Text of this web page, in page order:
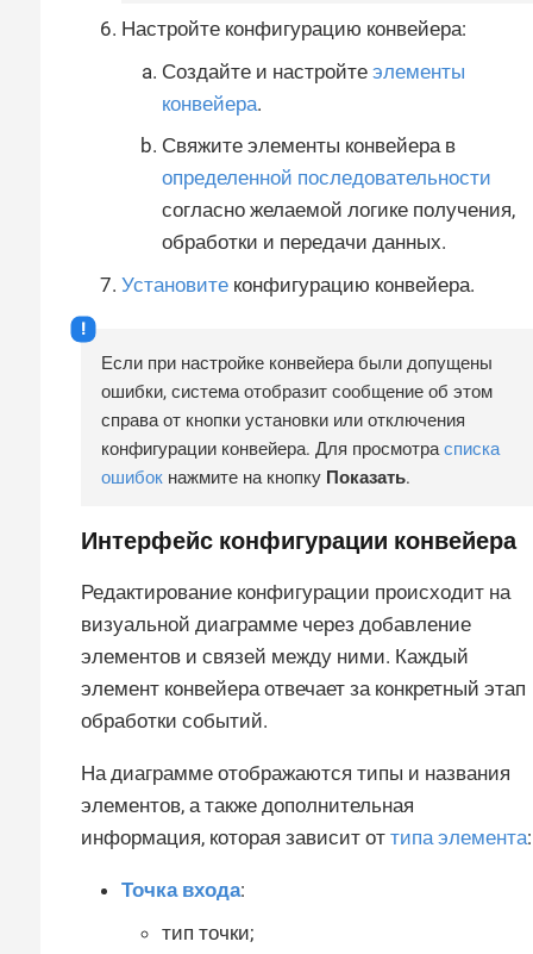
Настройте конфигурацию конвейера:
Создайте и настройте элементы
конвейера.
Свяжите элементы конвейера в
определенной последовательности
согласно желаемой логике получения,
обработки и передачи данных.
Установите конфигурацию конвейера.
Если при настройке конвейера были допущены
ошибки, система отобразит сообщение об этом
справа от кнопки установки или отключения
конфигурации конвейера. Для просмотрасписка
ошибок нажмите на кнопку Показать.
Интерфейс конфигурации конвейера
Редактирование конфигурации происходит на
визуальной диаграмме через добавление
элементов и связей между ними. Каждый
элемент конвейера отвечает за конкретный этап
обработки событий.
На диаграмме отображаются типы и названия
элементов, а также дополнительная
информация, которая зависит от типа элемента:
Точка входа:
тип точки;